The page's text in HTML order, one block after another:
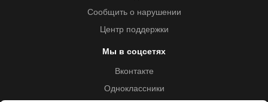
Сообщить о нарушении
Центр поддержки
Мы в соцсетях
Вконтакте
Одноклассники